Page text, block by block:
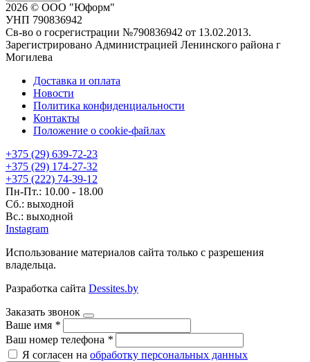
2026 © ООО "Юформ"
УНП 790836942
Св-во о госрегистрации №790836942 от 13.02.2013.
Зарегистрировано Администрацией Ленинского района г
Могилева
Доставка и оплата
Новости
Политика конфиденциальности
Контакты
Положение о cookie-файлах
+375 (29) 639-72-23
+375 (29) 174-27-32
+375 (222) 74-39-12
Пн-Пт.: 10.00 - 18.00
Сб.: выходной
Вс.: выходной
Instagram
Использование материалов сайта только с разрешения
владельца.
Разработка сайта Dessites.by
Заказать звонок
Ваше имя *
Ваш номер телефона *
Я согласен на обработку персональных данных